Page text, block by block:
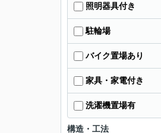
照明器具付き
駐輪場
バイク置場あり
家具・家電付き
洗濯機置場有
構造・工法